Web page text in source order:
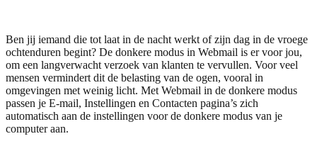
Ben jij iemand die tot laat in de nacht werkt of zijn dag in de vroege
ochtenduren begint? De donkere modus in Webmail is er voor jou,
om een langverwacht verzoek van klanten te vervullen. Voor veel
mensen vermindert dit de belasting van de ogen, vooral in
omgevingen met weinig licht. Met Webmail in de donkere modus
passen je E-mail, Instellingen en Contacten pagina’s zich
automatisch aan de instellingen voor de donkere modus van je
computer aan.